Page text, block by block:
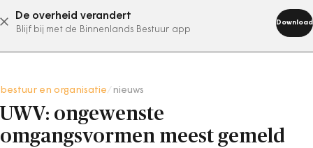
De overheid verandert
Blijf bij met de Binnenlands Bestuur app
Download
abonneer nu
bestuur en organisatie nieuws
UWV: ongewenste
omgangsvormen meest gemeld